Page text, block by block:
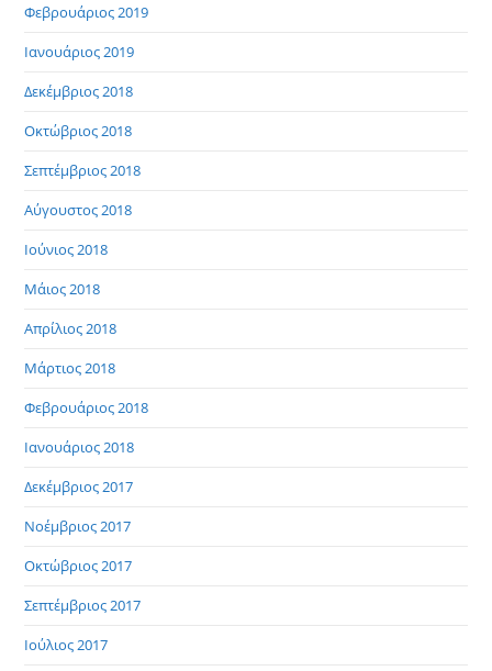
Φεβρουάριος 2019
Ιανουάριος 2019
Δεκέμβριος 2018
Οκτώβριος 2018
Σεπτέμβριος 2018
Αύγουστος 2018
Ιούνιος 2018
Μάιος 2018
Απρίλιος 2018
Μάρτιος 2018
Φεβρουάριος 2018
Ιανουάριος 2018
Δεκέμβριος 2017
Νοέμβριος 2017
Οκτώβριος 2017
Σεπτέμβριος 2017
Ιούλιος 2017